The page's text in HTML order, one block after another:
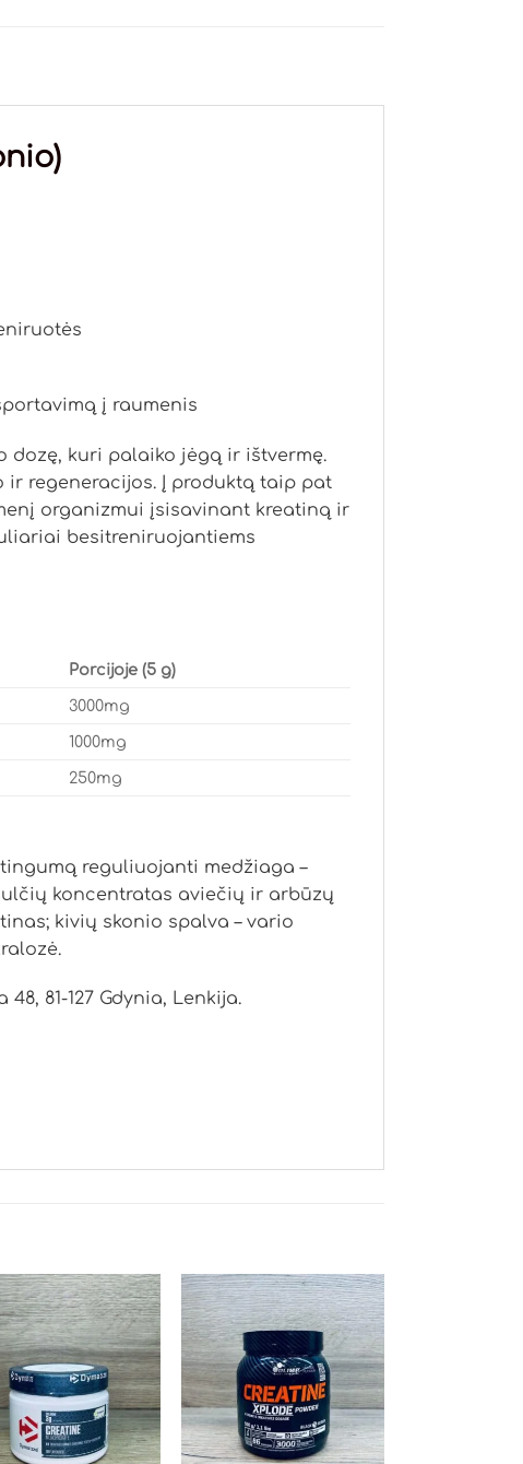
į raumenis
dozę, kuri palaiko jėgą ir ištvermę.
regeneracijos. Į produktą taip pat
organizmui įsisavinant kreatiną ir
besitreniruojantiems
Porcijoje (5 g)
3000mg
1000mg
250mg
reguliuojanti medžiaga –
koncentratas aviečių ir arbūzų
kivių skonio spalva – vario
81-127 Gdynia, Lenkija.